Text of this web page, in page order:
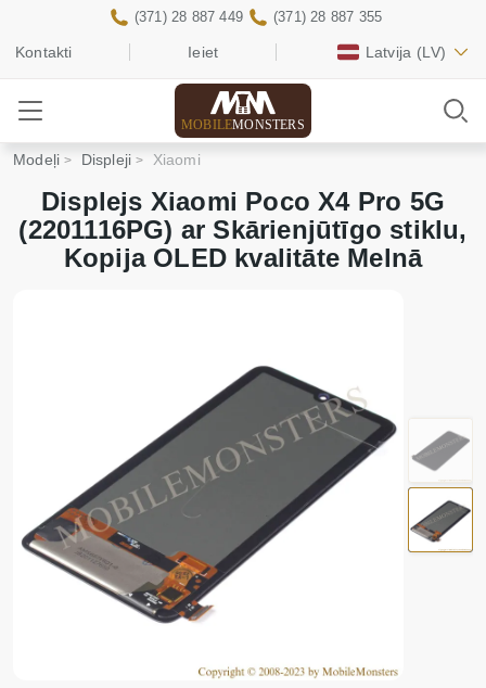
Kontakti Ieiet Latvija (LV)
(371) 28 887 449 (371) 28 887 355
MOBILEMONSTERS
Modeļi Displeji Xiaomi
Displejs Xiaomi Poco X4 Pro 5G
(2201116PG) ar Skārienjūtīgo stiklu,
Kopija OLED kvalitāte Melnā